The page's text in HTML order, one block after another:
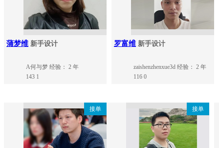
蒲梦维 新手设计
A何与梦 经验： 2 年
143 1
罗富维 新手设计
zaishenzhenxue3d 经验： 2 年
116 0
接单 接单